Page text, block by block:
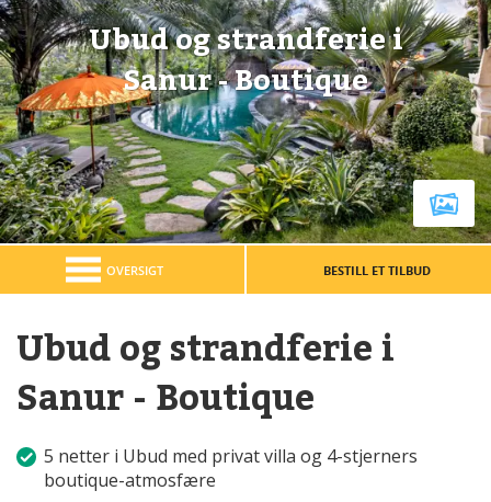
Ubud og strandferie i
Sanur - Boutique
OVERSIGT BESTILL ET TILBUD
Ubud og strandferie i
Sanur - Boutique
5 netter i Ubud med privat villa og 4-stjerners
boutique-atmosfære